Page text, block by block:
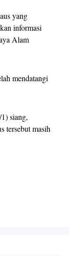
yang
informasi
Alam
mendatangi
siang,
tersebut masih